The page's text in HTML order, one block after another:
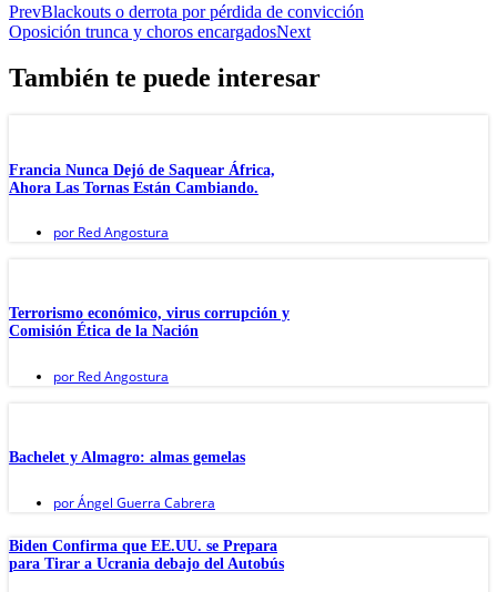
PrevBlackouts o derrota por pérdida de convicción
Oposición trunca y choros encargadosNext
También te puede interesar
Francia Nunca Dejó de Saquear África,
Ahora Las Tornas Están Cambiando.
por Red Angostura
Terrorismo económico, virus corrupción y
Comisión Ética de la Nación
por Red Angostura
Bachelet y Almagro: almas gemelas
porÁngel Guerra Cabrera
Biden Confirma que EE.UU. se Prepara
para Tirar a Ucrania debajo del Autobús